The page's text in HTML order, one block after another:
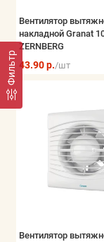
Фильтр
Вентилятор
накладной Granat
ZERNBERG
43.90 р./шт
Вентилятор